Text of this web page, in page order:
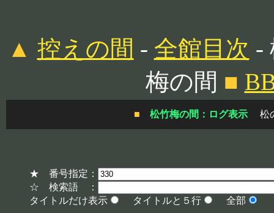
▲ 控えの間 - 全館目次 -
梅の間 ■
■ 松竹梅の間：ログ表示 松
★ 番号指定：
☆ 検索語 ：
タイトルだけ表示
タイトルと５行 全部